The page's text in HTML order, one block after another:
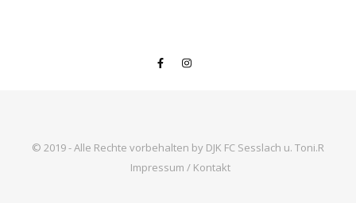
© 2019 - Alle Rechte vorbehalten by DJK FC Sesslach u. Toni.R
Impressum / Kontakt